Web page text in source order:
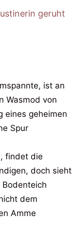
geruht
ist an
Wasmod von
eines geheimen
Spur
findet die
doch sieht
dem
Amme